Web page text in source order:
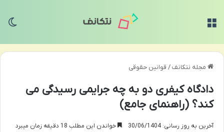
مجله نتکانف/ قوانین حقوقی
دادگاه کیفری دو به چه جرایمی رسیدگی می
کند؟ (راهنمای جامع)
آخرین به روز رسانی: 30/06/1404 خواندن این مطلب 18 دقیقه زمان میبرد